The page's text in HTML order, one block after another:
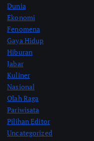
Dunia
Ekonomi
Fenomena
Gaya Hidup
Hiburan
Jabar
Kuliner
Nasional
Olah Raga
Pariwisata
Pilihan Editor
Uncategorized